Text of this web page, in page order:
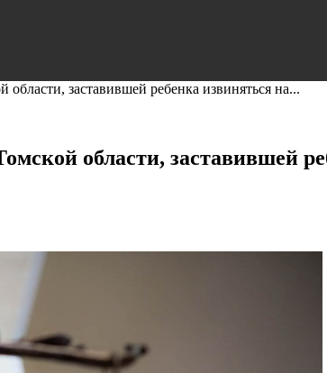
заставившей ребенка извиняться на...
области, заставившей